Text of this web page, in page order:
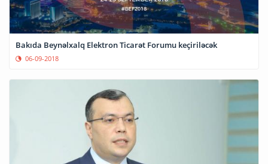
Bakıda Beynəlxalq Elektron Ticarət Forumu keçiriləcək
06-09-2018